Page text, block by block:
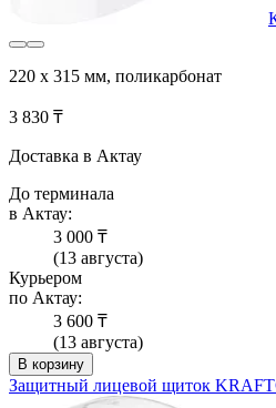
220 х 315 мм, поликарбонат
3 830 ₸
Доставка в Актау
До терминала
в Актау:
3 000 ₸
(13 августа)
Курьером
по Актау:
3 600 ₸
(13 августа)
В корзину
Защитный лицевой щиток